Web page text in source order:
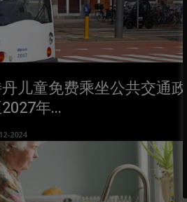
儿童免费乘坐公共交通政
年...
2024